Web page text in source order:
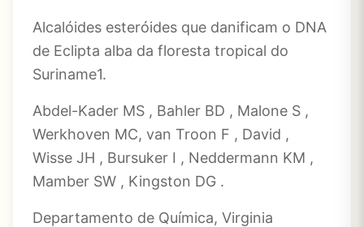
Alcalóides esteróides que danificam o DNA
de Eclipta alba da floresta tropical do
Suriname1.
Abdel-Kader MS , Bahler BD , Malone S ,
Werkhoven MC, van Troon F , David ,
Wisse JH , Bursuker I , Neddermann KM ,
Mamber SW , Kingston DG .
Departamento de Química, Virginia